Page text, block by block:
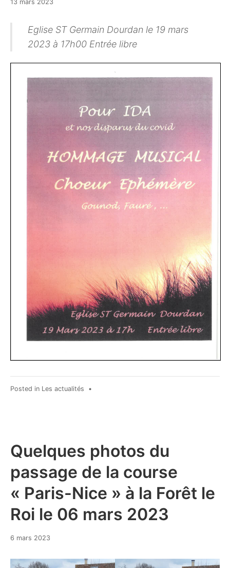
13 mars 2023
Eglise ST Germain Dourdan le 19 mars
2023 à 17h00 Entrée libre
Posted in Les actualités •
Quelques photos du
passage de la course
« Paris-Nice » à la Forêt le
Roi le 06 mars 2023
6 mars 2023
2023